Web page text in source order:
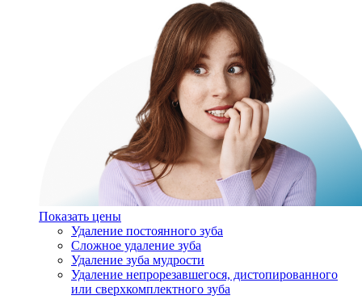
Показать цены
Удаление постоянного зуба
Сложное удаление зуба
Удаление зуба мудрости
Удаление непрорезавшегося, дистопированного
или сверхкомплектного зуба